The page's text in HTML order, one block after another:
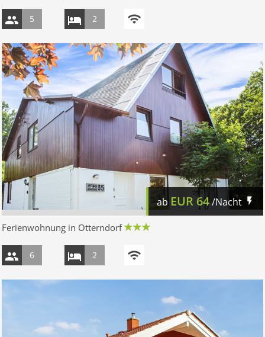
5 2
ab EUR 64/Nacht
Ferienwohnung in Otterndorf
6 2